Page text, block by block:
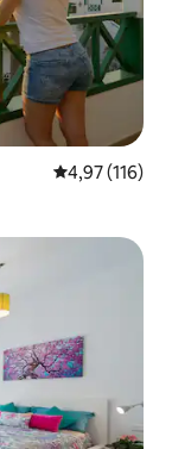
4,97 de uma
4,97 (116)